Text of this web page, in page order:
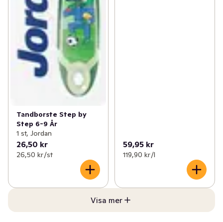
Tandborste Step by
Step 6-9 År
1 st, Jordan
26,50 kr
26,50 kr /st
59,95 kr
119,90 kr /l
Visa mer